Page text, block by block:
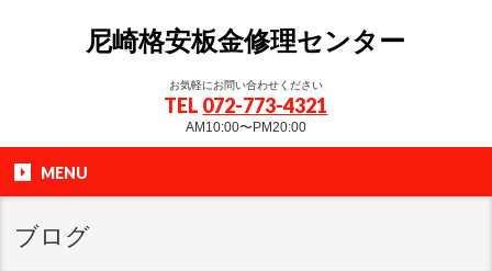
尼崎格安板金修理センター
お気軽にお問い合わせください
TEL 072-773-4321
AM10:00〜PM20:00
MENU
ブログ